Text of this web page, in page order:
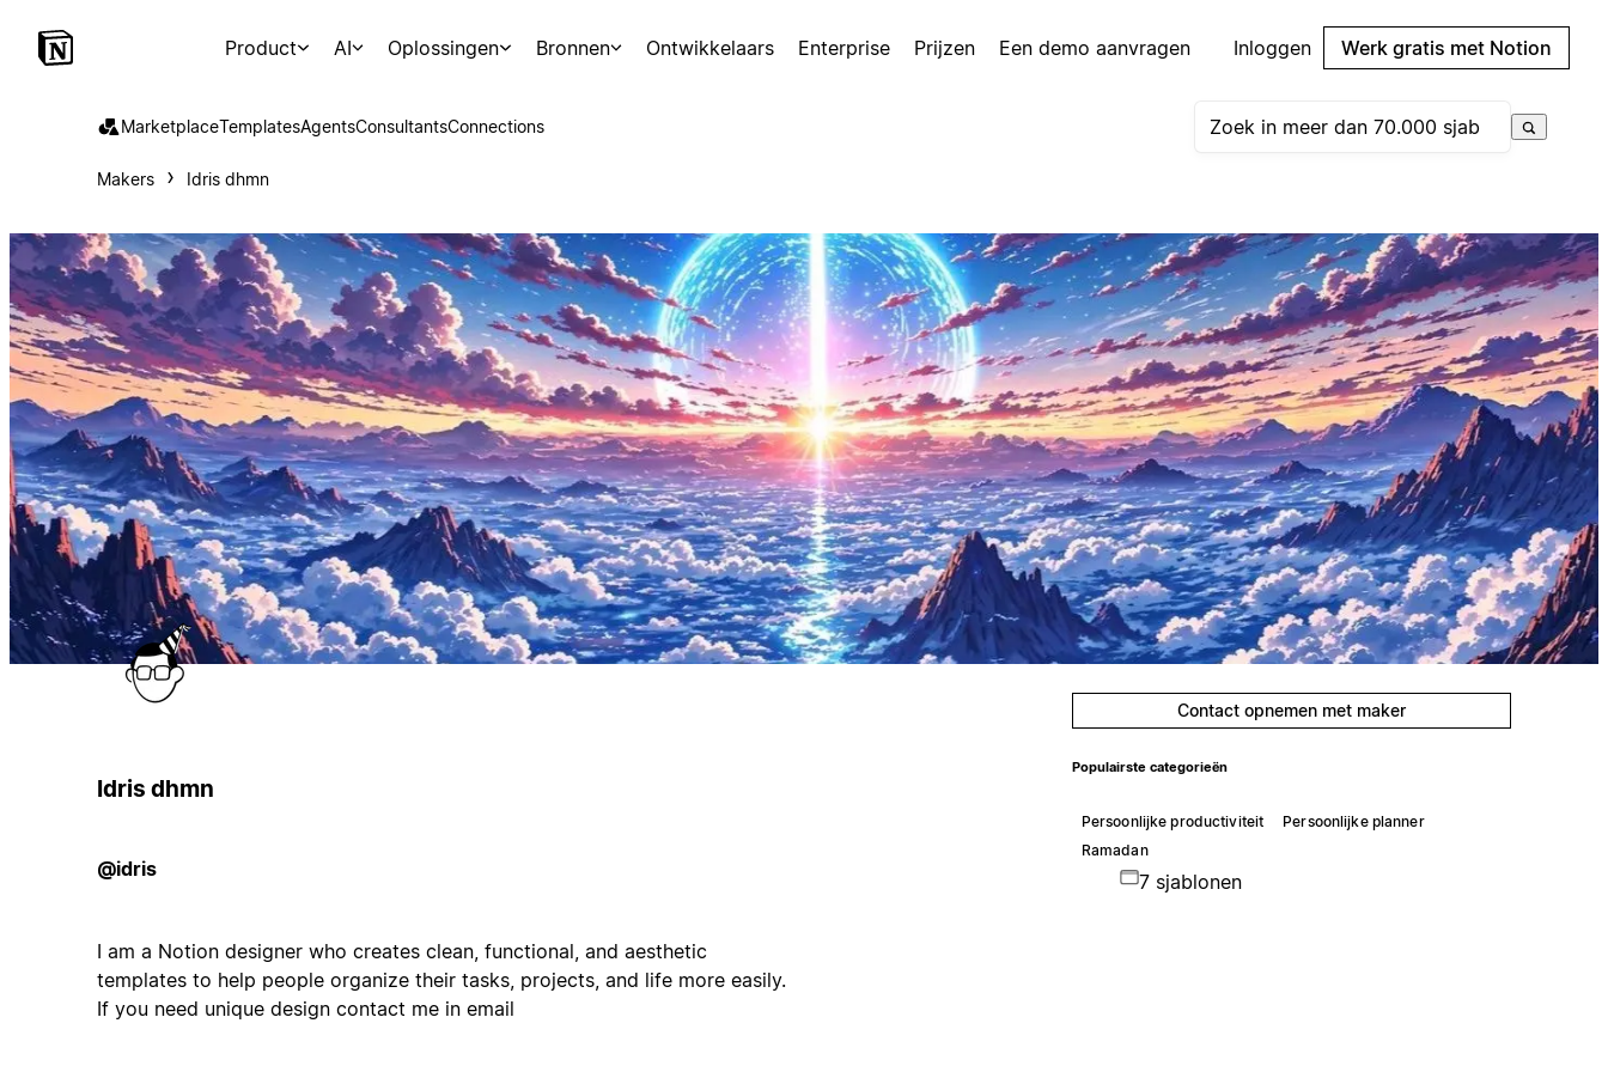
Product AI Oplossingen Bronnen Ontwikkelaars Enterprise Prijzen Een demo aanvragen Inloggen Werk gratis met Notion
MarketplaceTemplatesAgentsConsultantsConnections
Makers Idris dhmn
Idris dhmn
@idris
I am a Notion designer who creates clean, functional, and aesthetic
templates to help people organize their tasks, projects, and life more easily.
If you need unique design contact me in email
Contact opnemen met maker
Populairste categorieën
Persoonlijke productiviteit
Persoonlijke planner
Ramadan
7 sjablonen